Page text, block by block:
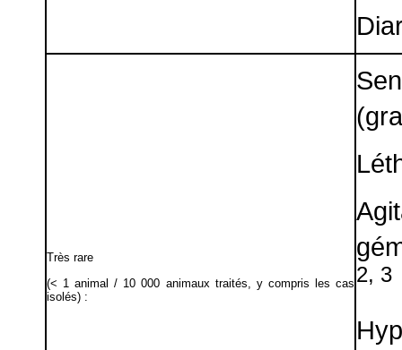
Très rare
(< 1 animal / 10 000 animaux traités, y compris les cas
isolés) :
2, 3